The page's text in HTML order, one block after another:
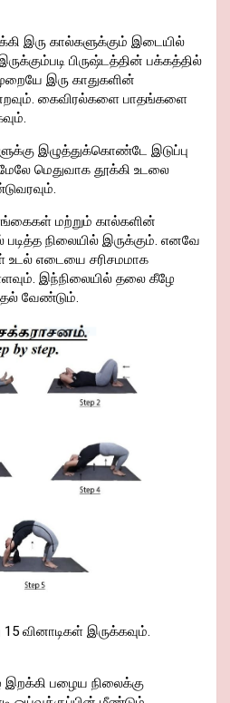
இரு கால்களுக்கும் இடையில்
பிருஷ்டத்தின் பக்கத்தில்
இரு காதுகளின்
கைவிரல்களை பாதங்களை
இழுத்துக்கொண்டே இடுப்பு
மெதுவாக தூக்கி உடலை
மற்றும் கால்களின்
நிலையில் இருக்கும். எனவே
உடல் எடையை சரிசமமாக
இந்நிலையில் தலை கீழே
வேண்டும்.
15 வினாடிகள் இருக்கவும்.
இறக்கி பழைய நிலைக்கு